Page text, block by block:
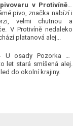
Platanová alej u pivovaru v Protivíně-
pivo, značka nabízí i
velmi chutnou a
V Protivíně nedaleko
platanová alej...
U osady Pozorka se
let stará smíšená alej.
do okolní krajiny.